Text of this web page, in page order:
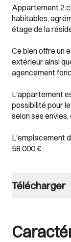
Appartement 2
habitables,
étage de la
Ce bien offre un
extérieur ainsi
agencement
L'appartement
possibilité pour
selon ses
L'emplacement
58.000 €.
Télécharger